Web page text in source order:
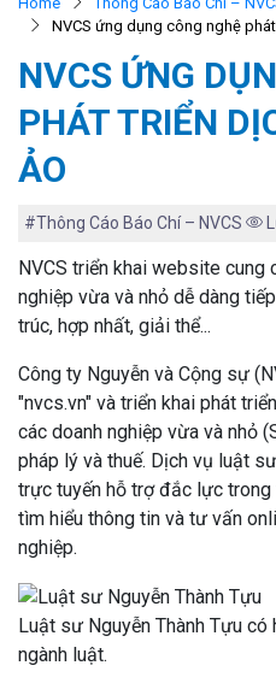
NVCS ứng dụng công nghệ
NVCS ỨNG
PHÁT TRIỂN
ẢO
#Thông Cáo Báo Chí – NVCS
NVCS triển khai website cung
nghiệp vừa và nhỏ dễ dàng
trúc, hợp nhất, giải thể...
Công ty Nguyễn và Cộng sự
"nvcs.vn" và triển khai phát
các doanh nghiệp vừa và nhỏ
pháp lý và thuế. Dịch vụ luật
trực tuyến hỗ trợ đắc lực
tìm hiểu thông tin và tư vấn
nghiệp.
Luật sư Nguyễn Thành Tựu
ngành luật.